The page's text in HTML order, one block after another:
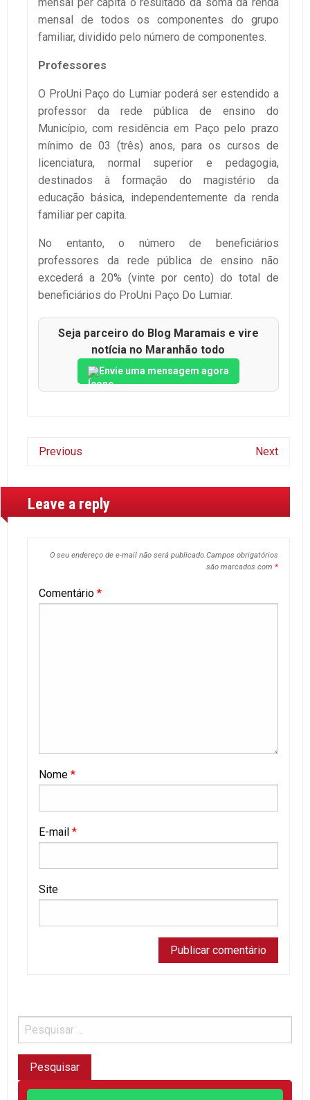
mensal de todos os componentes do grupo
familiar, dividido pelo número de componentes.
Professores
O ProUni Paço do Lumiar poderá ser estendido a
professor da rede pública de ensino do
Município, com residência em Paço pelo prazo
mínimo de 03 (três) anos, para os cursos de
licenciatura, normal superior e pedagogia,
destinados à formação do magistério da
educação básica, independentemente da renda
familiar per capita.
No entanto, o número de beneficiários
professores da rede pública de ensino não
excederá a 20% (vinte por cento) do total de
beneficiários do ProUni Paço Do Lumiar.
Seja parceiro do Blog Maramais e vire
notícia no Maranhão todo
Envie uma mensagem agora
Previous Next
Leave a reply
O seu endereço de e-mail não será publicado.Campos obrigatórios
são marcados com *
Comentário *
Nome *
E-mail *
Site